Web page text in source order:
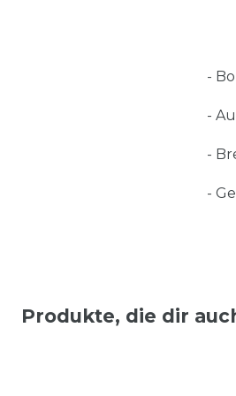
-
-
-
-
Produkte, die dir